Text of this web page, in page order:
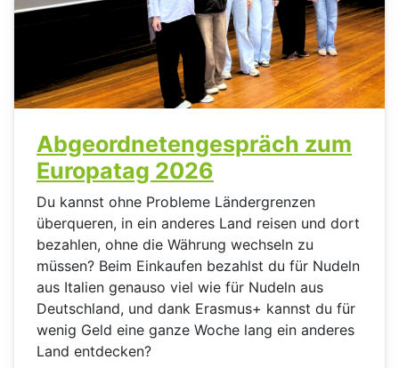
Abgeordnetengespräch zum
Europatag 2026
Du kannst ohne Probleme Ländergrenzen
überqueren, in ein anderes Land reisen und dort
bezahlen, ohne die Währung wechseln zu
müssen? Beim Einkaufen bezahlst du für Nudeln
aus Italien genauso viel wie für Nudeln aus
Deutschland, und dank Erasmus+ kannst du für
wenig Geld eine ganze Woche lang ein anderes
Land entdecken?